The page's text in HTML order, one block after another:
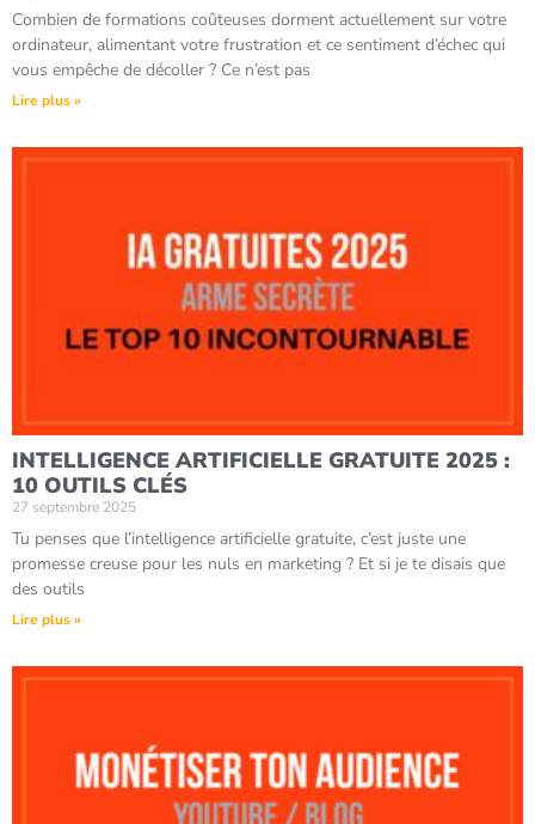
Combien de formations coûteuses dorment actuellement sur votre
ordinateur, alimentant votre frustration et ce sentiment d’échec qui
vous empêche de décoller ? Ce n’est pas
Lire plus »
INTELLIGENCE ARTIFICIELLE GRATUITE 2025 :
10 OUTILS CLÉS
27 septembre 2025
Tu penses que l’intelligence artificielle gratuite, c’est juste une
promesse creuse pour les nuls en marketing ? Et si je te disais que
des outils
Lire plus »